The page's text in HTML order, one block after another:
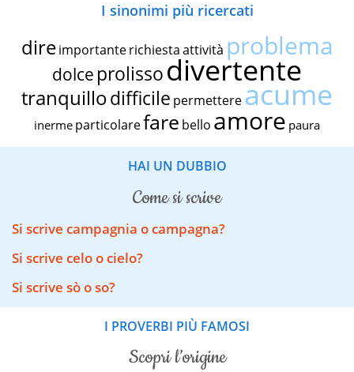
I sinonimi più ricercati
dire importante richiestaattività problema
dolce prolissodivertente
tranquillodifficile permettereacume
inerme particolarefare bello amore paura
HAI UN DUBBIO
come si scrive
Si scrive campagnia o campagna?
Si scrive celo o cielo?
Si scrive sò o so?
I PROVERBI PIÙ FAMOSI
scopri l’origine